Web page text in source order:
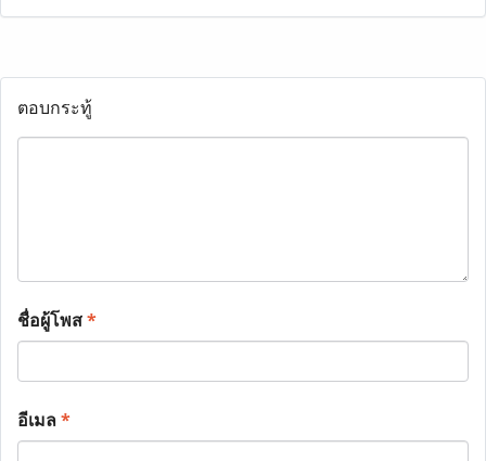
ตอบกระทู้
ชื่อผู้โพส*
อีเมล*